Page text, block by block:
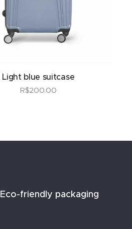
Light blue suitcase
R$200.00
Eco-friendly packaging